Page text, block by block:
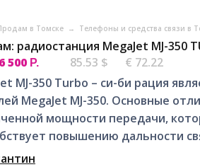
в Томске → Телефоны и средства связи в
радиостанция MegaJet MJ-350
6 500 Р. 85.53 $
€ 72.22
MJ-350 Turbo – си-би рация
MegaJet MJ-350. Основные
мощности передачи,
повышению дальности